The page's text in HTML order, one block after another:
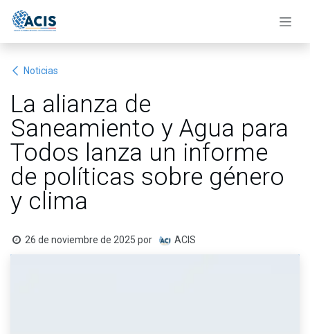
Noticias
La alianza de
Saneamiento y Agua para
Todos lanza un informe
de políticas sobre género
y clima
26 de noviembre de 2025 por ACIS